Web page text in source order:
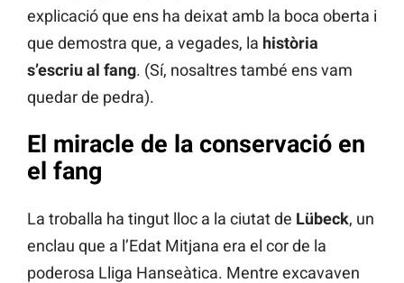
explicació que ens ha deixat amb la boca oberta i
que demostra que, a vegades, la història
s’escriu al fang. (Sí, nosaltres també ens vam
quedar de pedra).
El miracle de la conservació en
el fang
La troballa ha tingut lloc a la ciutat de Lübeck, un
enclau que a l’Edat Mitjana era el cor de la
poderosa Lliga Hanseàtica. Mentre excavaven